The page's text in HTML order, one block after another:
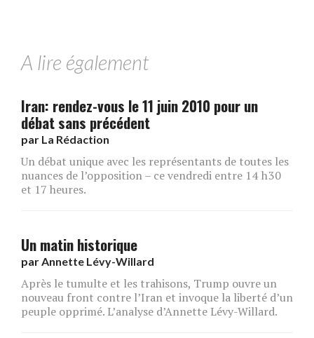
A lire également
Iran: rendez-vous le 11 juin 2010 pour un
débat sans précédent
par La Rédaction
Un débat unique avec les représentants de toutes les
nuances de l’opposition – ce vendredi entre 14 h 30
et 17 heures.
Un matin historique
parAnnette Lévy-Willard
Après le tumulte et les trahisons, Trump ouvre un
nouveau front contre l’Iran et invoque la liberté d’un
peuple opprimé. L’analyse d’Annette Lévy-Willard.